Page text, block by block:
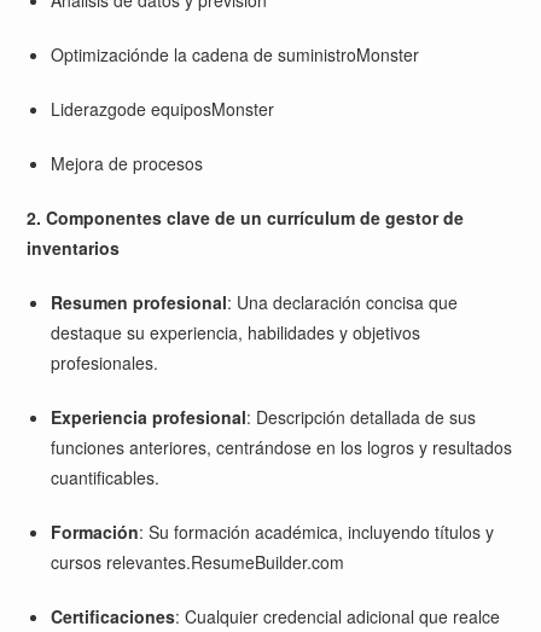
Optimizaciónde la cadena de suministroMonster
Liderazgode equiposMonster
Mejora de procesos
2. Componentes clave de un currículum de gestor de
inventarios
Resumen profesional: Una declaración concisa que
destaque su experiencia, habilidades y objetivos
profesionales.
Experiencia profesional: Descripción detallada de sus
funciones anteriores, centrándose en los logros y resultados
cuantificables.
Formación:Su formación académica, incluyendo títulos y
cursos relevantes.ResumeBuilder.com
Certificaciones:Cualquier credencial adicional que realce